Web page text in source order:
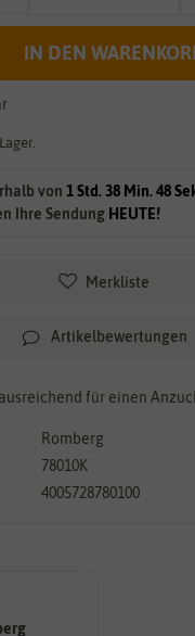
IN DEN
von 1 Std. 38 Min. 47
Ihre Sendung HEUTE!
Merkliste
Artikelbewertungen
für einen
Romberg
78010K
4005728780100